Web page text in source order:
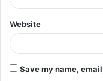
Website
Save my name,